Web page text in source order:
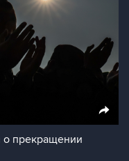
о прекращении